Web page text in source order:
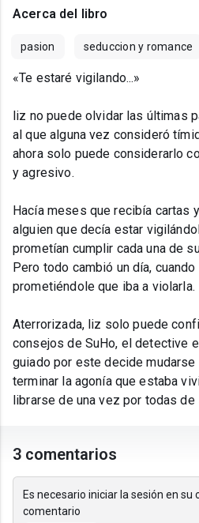
Acerca del libro
pasion seduccion y romance
«Te estaré vigilando...»
liz no puede olvidar las últimas
al que alguna vez consideró
ahora solo puede considerarlo
y agresivo.
Hacía meses que recibía cartas
alguien que decía estar
prometían cumplir cada una de
Pero todo cambió un día,
prometiéndole que iba a violarla.
Aterrorizada, liz solo puede confiar en seguir los
consejos de SuHo, el detective
guiado por este decide
terminar la agonía que estaba
librarse de una vez por todas de
3 comentarios
Es necesario iniciar la sesión en
comentario